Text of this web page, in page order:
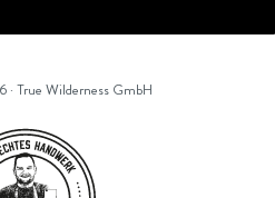
True Wilderness GmbH